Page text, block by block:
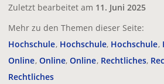
Zuletzt bearbeitet am 11. Juni 2025
Mehr zu den Themen dieser Seite:
Hochschule Hochschule Hochschule
Online Online Online Rechtliches
Rechtliches